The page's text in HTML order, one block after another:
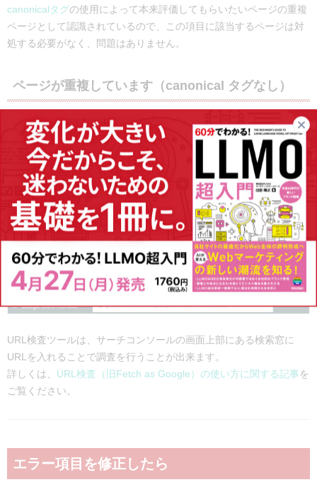
canonicalタグの使用によって本来評価してもらいたいページの重複
ページとして認識されているので、この項目に該当するページは対
処する必要がなく、問題はありません。
ページが重複しています（canonical タグなし）
canonicalタグが設定されておらず、Googleから別ページと重複して
いると認識されています。canonicalタグを設定する、該当ページを
削除するなどの対策が必要です。
クロールエラー
該当URLをクロールしたときにエラーが発生しています。まずは、
サーチコンソール内のURL検査（旧Fetch as Google）を使ってボッ
トが正しくページにアクセスできるかを確認してください。
URL検査ツールは、サーチコンソールの画面上部にある検索窓に
URLを入れることで調査を行うことが出来ます。
詳しくは、 URL検査（旧Fetch as Google）の使い方に関する記事を
ご覧ください。
エラー項目を修正したら